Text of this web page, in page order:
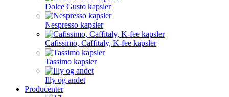
Dolce Gusto kapsler
Nespresso kapsler
Cafissimo, Caffitaly, K-fee kapsler
Tassimo kapsler
Illy og andet
Producenter